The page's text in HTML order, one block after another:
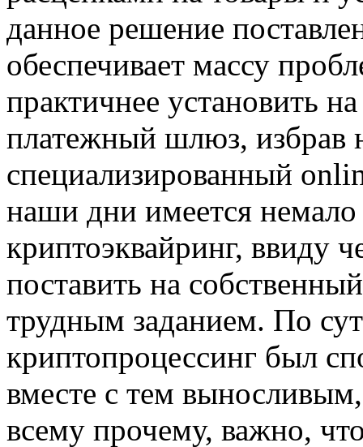
данное решение
обеспечивает массу
практичнее установить
платежный шлюз, избрав
специализированный
наши дни имеется
криптоэквайринг, ввиду
поставить на
трудным заданием. По
криптопроцессинг был
вместе с тем
всему прочему, важно,